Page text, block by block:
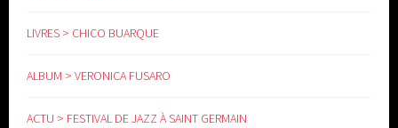
LIVRES > CHICO BUARQUE
ALBUM > VERONICA FUSARO
ACTU > FESTIVAL DE JAZZ À SAINT GERMAIN